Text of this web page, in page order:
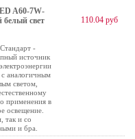
A60-7W-
белый свет
-
источник
аналогичным
светом,
применения в
освещение.
так и со
и бра.
110.04 руб